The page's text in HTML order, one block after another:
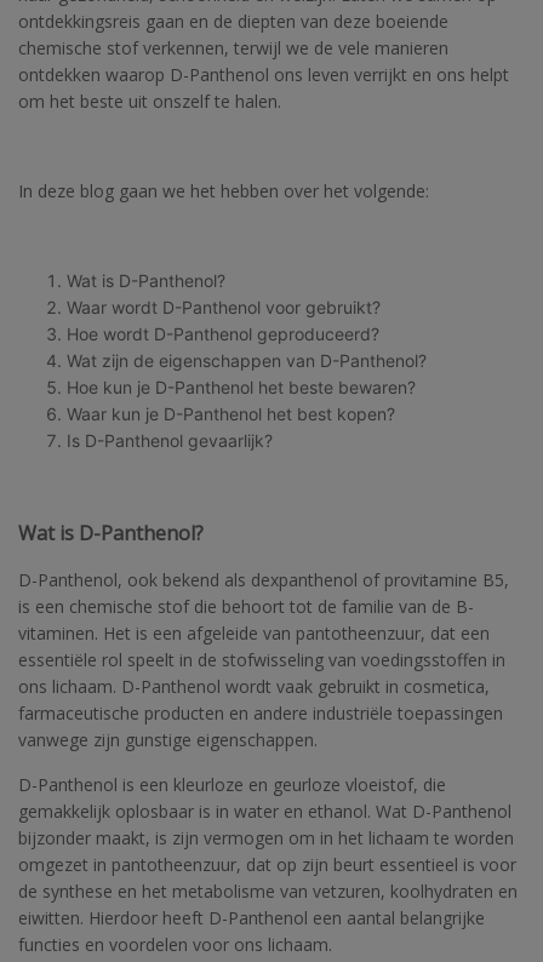
ontdekkingsreis gaan en de diepten van deze boeiende
chemische stof verkennen, terwijl we de vele manieren
ontdekken waarop D-Panthenol ons leven verrijkt en ons helpt
om het beste uit onszelf te halen.
In deze blog gaan we het hebben over het volgende:
Wat is D-Panthenol?
Waar wordt D-Panthenol voor gebruikt?
Hoe wordt D-Panthenol geproduceerd?
Wat zijn de eigenschappen van D-Panthenol?
Hoe kun je D-Panthenol het beste bewaren?
Waar kun je D-Panthenol het best kopen?
Is D-Panthenol gevaarlijk?
Wat is D-Panthenol?
D-Panthenol, ook bekend als dexpanthenol of provitamine B5,
is een chemische stof die behoort tot de familie van de B-
vitaminen. Het is een afgeleide van pantotheenzuur, dat een
essentiële rol speelt in de stofwisseling van voedingsstoffen in
ons lichaam. D-Panthenol wordt vaak gebruikt in cosmetica,
farmaceutische producten en andere industriële toepassingen
vanwege zijn gunstige eigenschappen.
D-Panthenol is een kleurloze en geurloze vloeistof, die
gemakkelijk oplosbaar is in water en ethanol. Wat D-Panthenol
bijzonder maakt, is zijn vermogen om in het lichaam te worden
omgezet in pantotheenzuur, dat op zijn beurt essentieel is voor
de synthese en het metabolisme van vetzuren, koolhydraten en
eiwitten. Hierdoor heeft D-Panthenol een aantal belangrijke
functies en voordelen voor ons lichaam.